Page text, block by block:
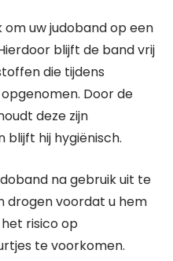
uw judoband op een
blijft de band vrij
die tijdens
Door de
deze zijn
hij hygiënisch.
na gebruik uit te
drogen voordat u hem
risico op
te voorkomen.